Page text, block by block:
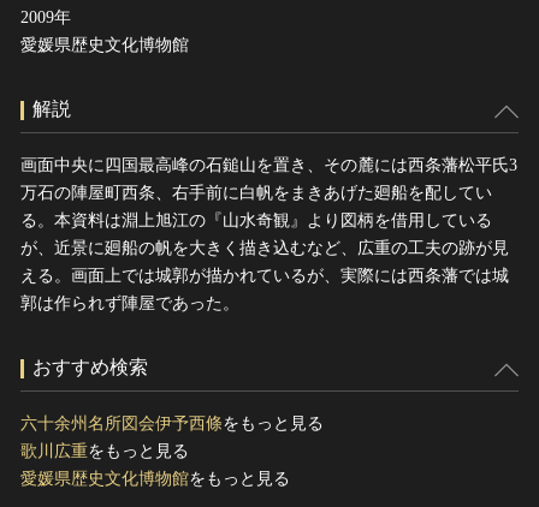
2009年
愛媛県歴史文化博物館
解説
画面中央に四国最高峰の石鎚山を置き、その麓には西条藩松平氏3
万石の陣屋町西条、右手前に白帆をまきあげた廻船を配してい
る。本資料は淵上旭江の『山水奇観』より図柄を借用している
が、近景に廻船の帆を大きく描き込むなど、広重の工夫の跡が見
える。画面上では城郭が描かれているが、実際には西条藩では城
郭は作られず陣屋であった。
おすすめ検索
六十余州名所図会伊予西條をもっと見る
歌川広重をもっと見る
愛媛県歴史文化博物館をもっと見る